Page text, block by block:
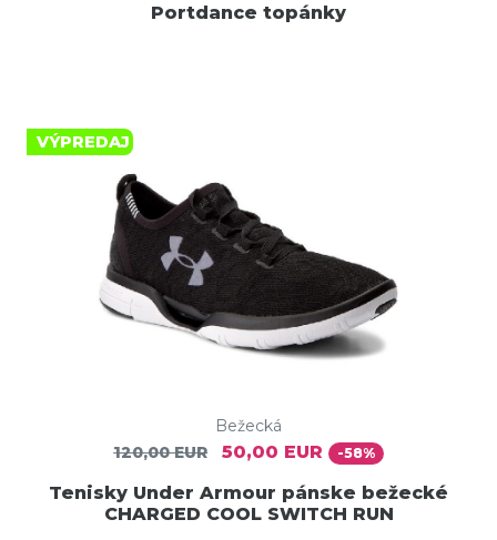
Portdance topánky
VÝPREDAJ
Bežecká
120,00 EUR
50,00 EUR -58%
Tenisky Under Armour pánske bežecké
CHARGED COOL SWITCH RUN